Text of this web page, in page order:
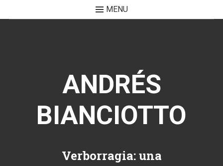
MENU
ANDRÉS
BIANCIOTTO
Verborragia: una